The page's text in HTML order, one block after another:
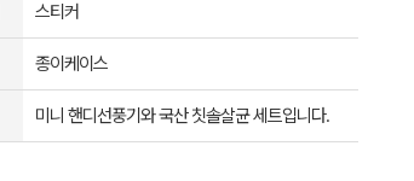
스티커
종이케이스
미니 핸디선풍기와 국산 칫솔살균 세트입니다.